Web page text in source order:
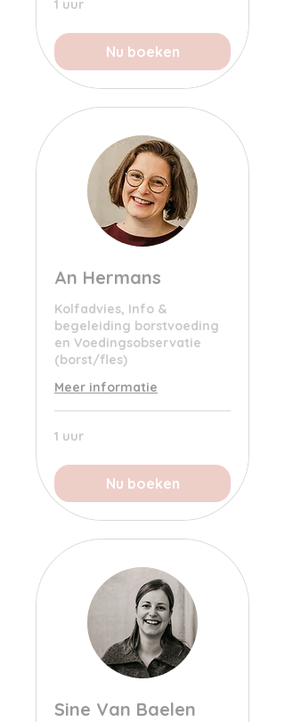
1 uur
Nu boeken
An Hermans
Kolfadvies, Info &
begeleiding borstvoeding
en Voedingsobservatie
(borst/fles)
Meer informatie
1 uur
Nu boeken
Sine Van Baelen